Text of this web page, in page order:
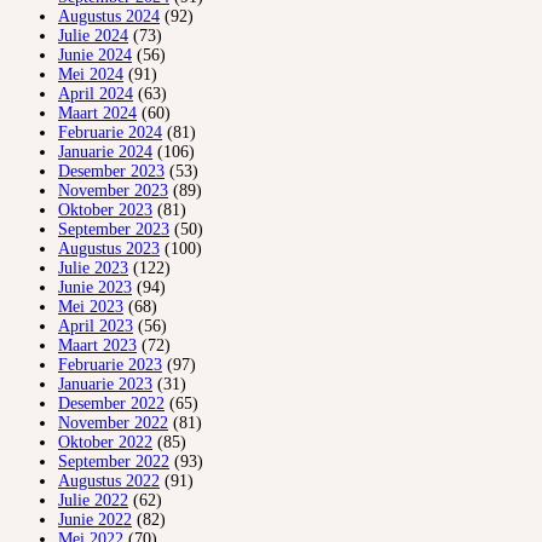
Augustus 2024 (92)
Julie 2024 (73)
Junie 2024 (56)
Mei 2024 (91)
April 2024 (63)
Maart 2024 (60)
Februarie 2024 (81)
Januarie 2024 (106)
Desember 2023 (53)
November 2023 (89)
Oktober 2023 (81)
September 2023 (50)
Augustus 2023 (100)
Julie 2023 (122)
Junie 2023 (94)
Mei 2023 (68)
April 2023 (56)
Maart 2023 (72)
Februarie 2023 (97)
Januarie 2023 (31)
Desember 2022 (65)
November 2022 (81)
Oktober 2022 (85)
September 2022 (93)
Augustus 2022 (91)
Julie 2022 (62)
Junie 2022 (82)